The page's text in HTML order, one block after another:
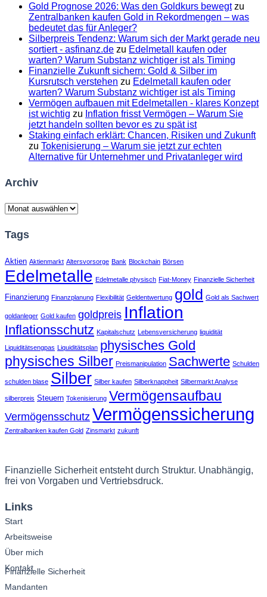
Gold Prognose 2026: Was den Goldkurs bewegtzu
Zentralbanken kaufen Gold in Rekordmengen – was
bedeutet das für Anleger?
Silberpreis Tendenz: Warum sich der Markt gerade neu
sortiert - asfinanz.de zu Edelmetall kaufen oder
warten? Warum Substanz wichtiger ist als Timing
Finanzielle Zukunft sichern: Gold & Silber im
Kursrutsch verstehen zu Edelmetall kaufen oder
warten? Warum Substanz wichtiger ist als Timing
Vermögen aufbauen mit Edelmetallen - klares Konzept
ist wichtig zu Inflation frisst Vermögen – Warum Sie
jetzt handeln sollten bevor es zu spät ist
Staking einfach erklärt: Chancen, Risiken und Zukunft
zu Tokenisierung – Warum sie jetzt zur echten
Alternative für Unternehmer und Privatanleger wird
Archiv
Archiv
Tags
Aktien Aktienmarkt Altersvorsorge Bank Blockchain Börsen
Edelmetalle Edelmetalle physisch Fiat-Money Finanzielle Sicherheit
Finanzierung Finanzplanung Flexibilität Geldentwertung gold Gold als Sachwert
goldanleger Gold kaufen goldpreis Inflation
Inflationsschutz Kapitalschutz Lebensversicherung liquidität
Liquiditätsengpas Liquiditätsplan physisches Gold
physisches Silber Preismanipulation Sachwerte Schulden
schulden blase Silber Silber kaufen Silberknappheit Silbermarkt Analyse
silberpreis Steuern Tokenisierung Vermögensaufbau
VermögensschutzVermögenssicherung
Zentralbanken kaufen Gold Zinsmarkt zukunft
Finanzielle Sicherheit entsteht durch Struktur. Unabhängig,
frei von Vorgaben und Vertriebsdruck.
Links
Start
Arbeitsweise
Über mich
Kontakt
Finanzielle Sicherheit
Mandanten